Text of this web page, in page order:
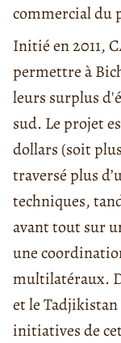
commercial du
Initié en 2011,
permettre à
leurs surplus
sud. Le projet
dollars (soit
traversé plus
techniques,
avant tout sur
une
multilatéraux.
et le
initiatives de